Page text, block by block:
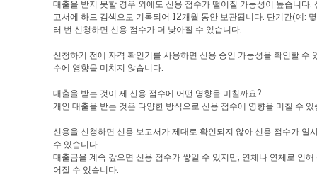
대출을 받지 못할 경우 외에도 신용 점수가 떨어질 가능성이 높습니다.
고서에 하드 검색으로 기록되어 12개월 동안 보관됩니다. 단기간(예:
러 번 신청하면 신용 점수가 더 낮아질 수 있습니다.
신청하기 전에 자격 확인기를 사용하면 신용 승인 가능성을 확인할 수
수에 영향을 미치지 않습니다.
대출을 받는 것이 제 신용 점수에 어떤 영향을 미칠까요?
개인 대출을 받는 것은 다양한 방식으로 신용 점수에 영향을 미칠 수 있
신용을 신청하면 신용 보고서가 제대로 확인되지 않아 신용 점수가 일
수 있습니다.
대출금을 계속 갚으면 신용 점수가 쌓일 수 있지만, 연체나 연체로 인해
어질 수 있습니다.